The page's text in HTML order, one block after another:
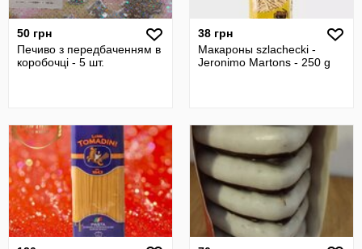
50 грн
Печиво з передбаченням в
коробочці - 5 шт.
38 грн
Макароны szlachecki -
Jeronimo Martons - 250 g